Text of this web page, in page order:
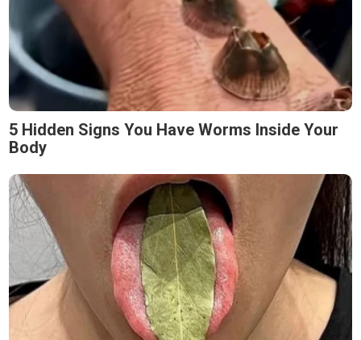
5 Hidden Signs You Have Worms Inside Your
Body